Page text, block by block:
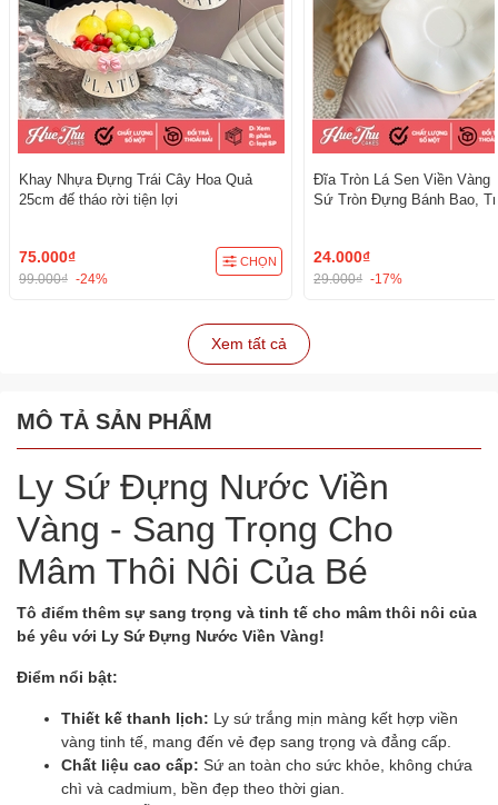
Khay Nhựa Đựng Trái Cây Hoa Quả
25cm đế tháo rời tiện lợi
75.000₫
99.000₫ -24%
CHỌN
Đĩa Tròn Lá Sen Viền Vàng
Sứ Tròn Đựng Bánh Bao,
24.000₫
29.000₫ -17%
Xem tất cả
MÔ TẢ SẢN PHẨM
Ly Sứ Đựng Nước Viền
Vàng - Sang Trọng Cho
Mâm Thôi Nôi Của Bé
Tô điểm thêm sự sang trọng và tinh tế cho mâm thôi nôi của
bé yêu với Ly Sứ Đựng Nước Viền Vàng!
Điểm nổi bật:
Thiết kế thanh lịch: Ly sứ trắng mịn màng kết hợp viền
vàng tinh tế, mang đến vẻ đẹp sang trọng và đẳng cấp.
Chất liệu cao cấp: Sứ an toàn cho sức khỏe, không chứa
chì và cadmium, bền đẹp theo thời gian.